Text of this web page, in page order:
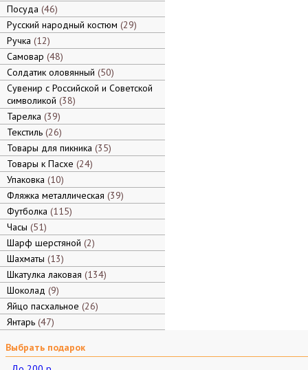
Посуда 46
Русский народный костюм 29
Ручка 12
Самовар 48
Солдатик оловянный 50
Сувенир с Российской и Советской
символикой 38
Тарелка 39
Текстиль 26
Товары для пикника 35
Товары к Пасхе 24
Упаковка 10
Фляжка металлическая 39
Футболка 115
Часы 51
Шарф шерстяной 2
Шахматы 13
Шкатулка лаковая 134
Шоколад 9
Яйцо пасхальное 26
Янтарь 47
Выбрать подарок